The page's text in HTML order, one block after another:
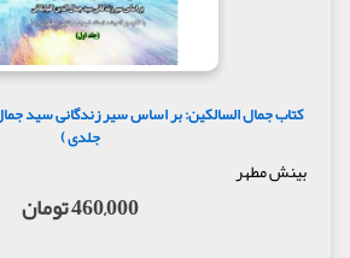
جلدی )
بینش مطهر
460,000 تومان